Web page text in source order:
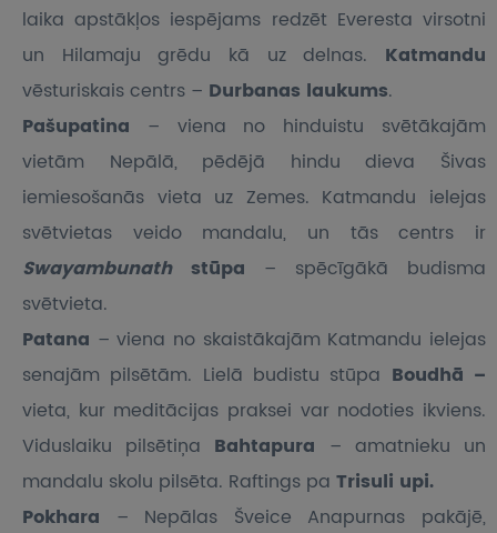
laika apstākļos iespējams redzēt Everesta virsotni
un Hilamaju grēdu kā uz delnas. Katmandu
vēsturiskais centrs – Durbanas laukums.
Pašupatina – viena no hinduistu svētākajām
vietām Nepālā, pēdējā hindu dieva Šivas
iemiesošanās vieta uz Zemes. Katmandu ielejas
svētvietas veido mandalu, un tās centrs ir
Swayambunath stūpa – spēcīgākā budisma
svētvieta.
Patana – viena no skaistākajām Katmandu ielejas
senajām pilsētām. Lielā budistu stūpa Boudhā –
vieta, kur meditācijas praksei var nodoties ikviens.
Viduslaiku pilsētiņa Bahtapura – amatnieku un
mandalu skolu pilsēta. Raftings pa Trisuli upi.
Pokhara – Nepālas Šveice Anapurnas pakājē,